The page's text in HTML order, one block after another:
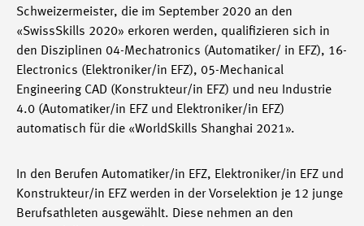
Schweizermeister, die im September 2020 an den
«SwissSkills 2020» erkoren werden, qualifizieren sich in
den Disziplinen 04-Mechatronics (Automatiker/ in EFZ), 16-
Electronics (Elektroniker/in EFZ), 05-Mechanical
Engineering CAD (Konstrukteur/in EFZ) und neu Industrie
4.0 (Automatiker/in EFZ und Elektroniker/in EFZ)
automatisch für die «WorldSkills Shanghai 2021».
In den Berufen Automatiker/in EFZ, Elektroniker/in EFZ und
Konstrukteur/in EFZ werden in der Vorselektion je 12 junge
Berufsathleten ausgewählt. Diese nehmen an den